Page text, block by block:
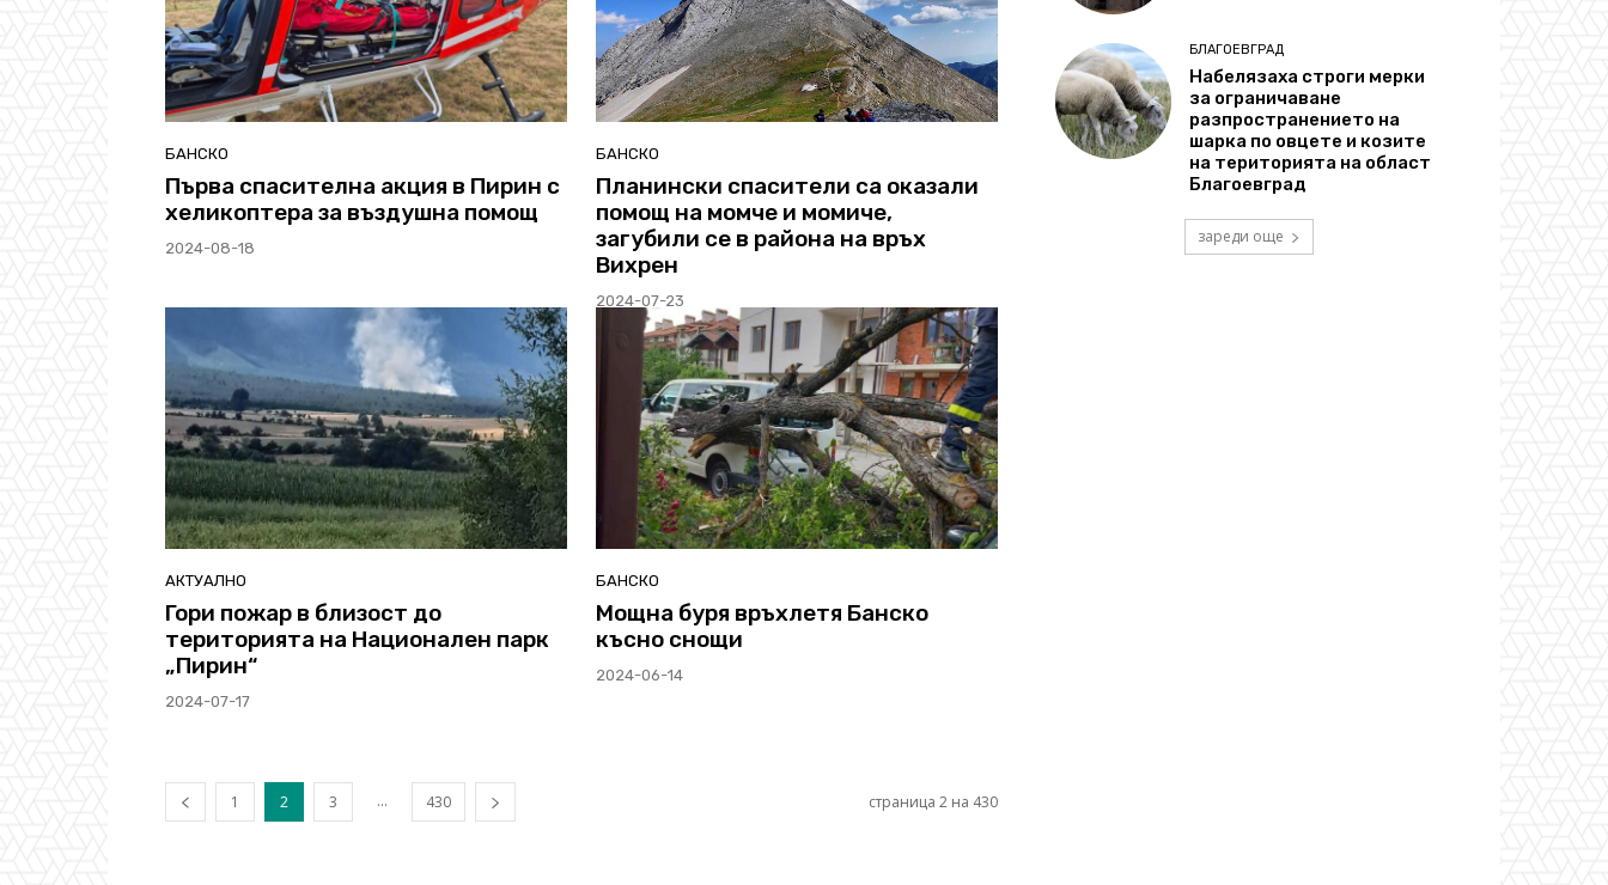
БАНСКО
Първа спасителна акция в Пирин с
хеликоптера за въздушна помощ
2024-08-18
БАНСКО
Планински спасители са оказали
помощ на момче и момиче,
загубили се в района на връх
Вихрен
2024-07-23
АКТУАЛНО
Гори пожар в близост до
територията на Национален парк
„Пирин“
2024-07-17
БАНСКО
Мощна буря връхлетя Банско
късно снощи
2024-06-14
1 2 3 ... 430 страница 2 на 430
БЛАГОЕВГРАД
Набелязаха строги мерки
за ограничаване
разпространението на
шарка по овцете и козите
на територията на област
Благоевград
зареди още